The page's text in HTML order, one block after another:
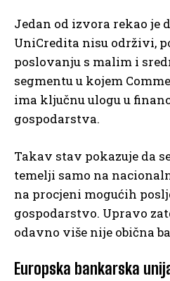
Jedan od izvora rekao je
UniCredita nisu održivi,
poslovanju s malim i
segmentu u kojem
ima ključnu ulogu u
gospodarstva.
Takav stav pokazuje da
temelji samo na
na procjeni mogućih
gospodarstvo. Upravo
odavno više nije obična
Europska bankarska